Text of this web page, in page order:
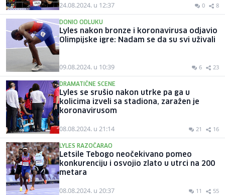
24.08.2024. u 12:37 0 8
DONIO ODLUKU
Lyles nakon bronze i koronavirusa odjavio
Olimpijske igre: Nadam se da su svi uživali
09.08.2024. u 10:39 6 23
DRAMATIČNE SCENE
Lyles se srušio nakon utrke pa ga u
kolicima izveli sa stadiona, zaražen je
koronavirusom
08.08.2024. u 21:14 21 16
LYLES RAZOČARAO
Letsile Tebogo neočekivano pomeo
konkurenciju i osvojio zlato u utrci na 200
metara
08.08.2024. u 20:37 11 55